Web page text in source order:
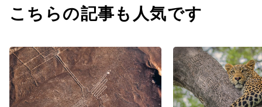
こちらの記事も人気です